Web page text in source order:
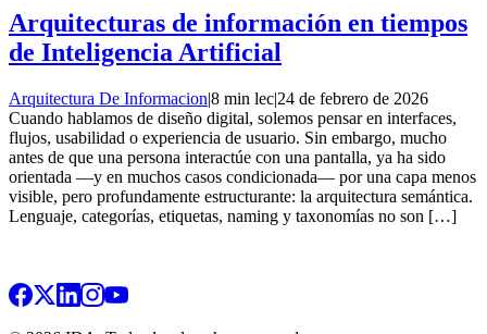
Arquitecturas de información en tiempos
de Inteligencia Artificial
Arquitectura De Informacion|8 min lec|24 de febrero de 2026
Cuando hablamos de diseño digital, solemos pensar en interfaces,
flujos, usabilidad o experiencia de usuario. Sin embargo, mucho
antes de que una persona interactúe con una pantalla, ya ha sido
orientada —y en muchos casos condicionada— por una capa menos
visible, pero profundamente estructurante: la arquitectura semántica.
Lenguaje, categorías, etiquetas, naming y taxonomías no son […]